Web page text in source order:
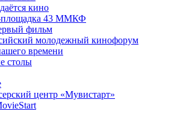
кино
площадка 43 ММКФ
фильм
молодежный кинофорум
времени
столы
центр «Мувистарт»